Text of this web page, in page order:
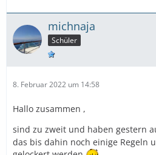
michnaja
Schüler
8. Februar 2022 um 14:58
Hallo zusammen ,
sind zu zweit und haben gestern
das bis dahin noch einige Regeln